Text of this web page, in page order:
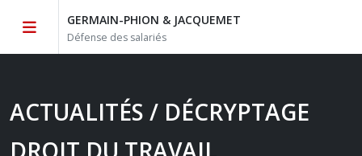
GERMAIN-PHION & JACQUEMET
Défense des salariés
ACTUALITÉS / DÉCRYPTAGE